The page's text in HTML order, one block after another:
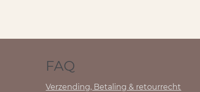
FAQ
Verzending, Betaling & retourrecht